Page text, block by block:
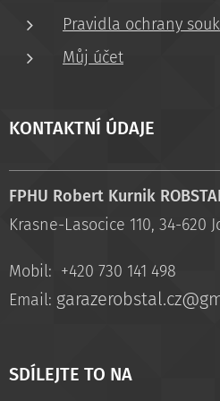
Pravidla ochrany
Můj účet
KONTAKTNÍ ÚDAJE
FPHU Robert Kurnik
Krasne-Lasocice 110, 34-620
Mobil: +420 730 141 498
Email:
SDÍLEJTE TO NA